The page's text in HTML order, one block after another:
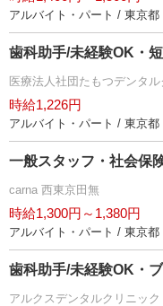
アルバイト・パート / 東京都
歯科助手/未経験OK・
医療法人社団たもつデンタル
時給1,226円
アルバイト・パート / 東京都
一般スタッフ・社会保
carna 西東京田無
時給1,300円～1,380円
アルバイト・パート / 東京都
歯科助手/未経験OK・
アルクスデンタルクリニック